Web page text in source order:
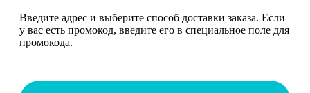
Введите адрес и выберите способ доставки заказа. Если
у вас есть промокод, введите его в специальное поле для
промокода.